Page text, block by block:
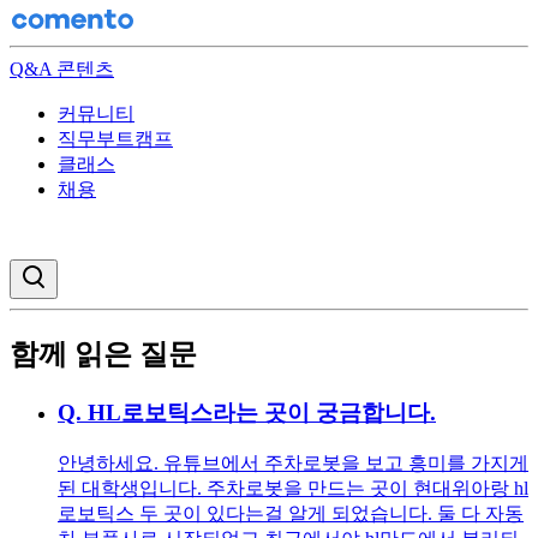
Q&A 콘텐츠
커뮤니티
직무부트캠프
클래스
채용
함께 읽은 질문
Q. HL로보틱스라는 곳이 궁금합니다.
안녕하세요. 유튜브에서 주차로봇을 보고 흥미를 가지게
된 대학생입니다. 주차로봇을 만드는 곳이 현대위아랑 hl
로보틱스 두 곳이 있다는걸 알게 되었습니다. 둘 다 자동